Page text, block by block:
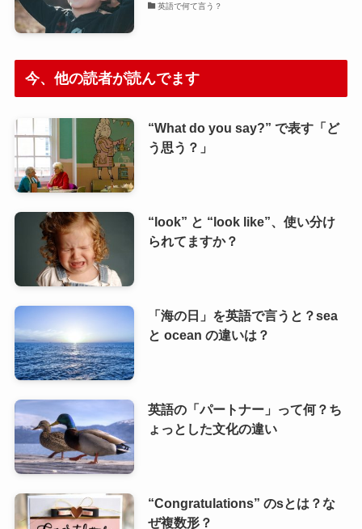
英語で何て言う？
今、他の読者が読んでます
“What do you say?” で表す「ど
う思う？」
“look” と “look like”、使い分け
られてますか？
「海の日」を英語で言うと？sea
と ocean の違いは？
英語の「パートナー」って何？ち
ょっとした文化の違い
“Congratulations” のsとは？な
ぜ複数形？